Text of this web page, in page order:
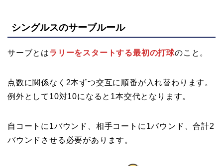
シングルスのサーブルール
サーブとはラリーをスタートする最初の打球のこと。
点数に関係なく2本ずつ交互に順番が入れ替わります。
例外として10対10になると1本交代となります。
自コートに1バウンド、相手コートに1バウンド、合計2
バウンドさせる必要があります。